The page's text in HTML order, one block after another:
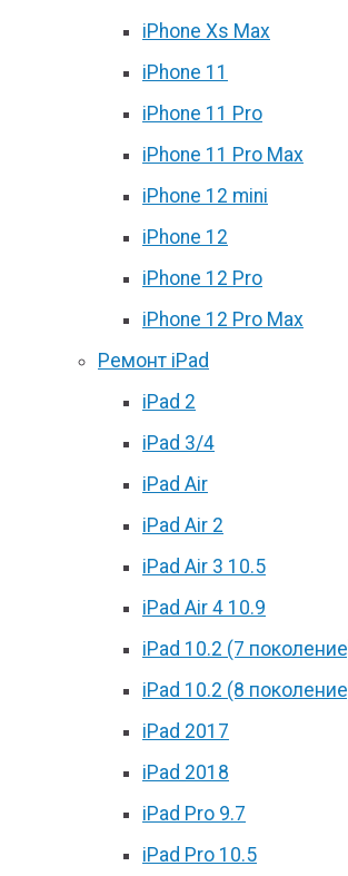
iPhone Xs Max
iPhone 11
iPhone 11 Pro
iPhone 11 Pro Max
iPhone 12 mini
iPhone 12
iPhone 12 Pro
iPhone 12 Pro Max
Ремонт iPad
iPad 2
iPad 3/4
iPad Air
iPad Air 2
iPad Air 3 10.5
iPad Air 4 10.9
iPad 10.2 (7
iPad 10.2 (8
iPad 2017
iPad 2018
iPad Pro 9.7
iPad Pro 10.5